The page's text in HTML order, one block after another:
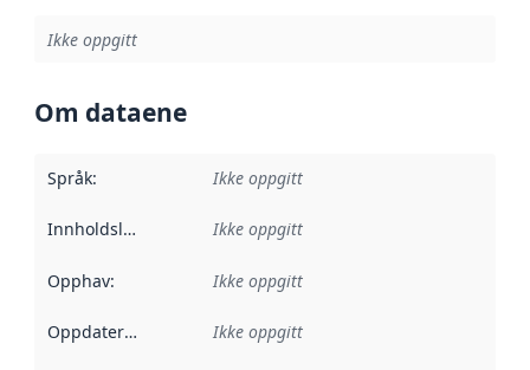
Ikke oppgitt
Om dataene
Språk: Ikke oppgitt
Innholdsleverandører :
Ikke oppgitt
Opphav: Ikke oppgitt
Oppdateringsfrekvens :
Ikke oppgitt